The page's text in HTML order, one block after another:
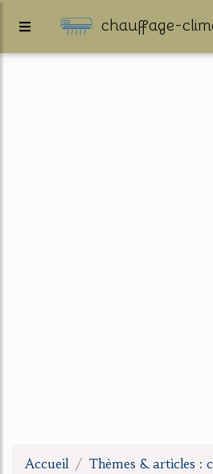
chauffage-
Accueil
Thèmes & articles :